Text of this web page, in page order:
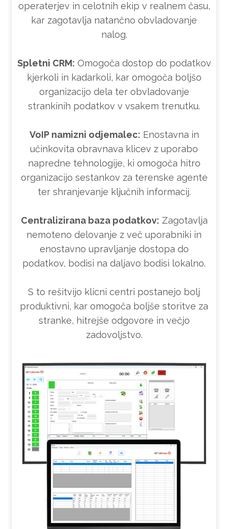
operaterjev in celotnih ekip v realnem času,
kar zagotavlja natančno obvladovanje
nalog.
Spletni CRM: Omogoča dostop do podatkov
kjerkoli in kadarkoli, kar omogoča boljšo
organizacijo dela ter obvladovanje
strankinih podatkov v vsakem trenutku.
VoIP namizni odjemalec: Enostavna in
učinkovita obravnava klicev z uporabo
napredne tehnologije, ki omogoča hitro
organizacijo sestankov za terenske agente
ter shranjevanje ključnih informacij.
Centralizirana baza podatkov: Zagotavlja
nemoteno delovanje z več uporabniki in
enostavno upravljanje dostopa do
podatkov, bodisi na daljavo bodisi lokalno.
S to rešitvijo klicni centri postanejo bolj
produktivni, kar omogoča boljše storitve za
stranke, hitrejše odgovore in večjo
zadovoljstvo.